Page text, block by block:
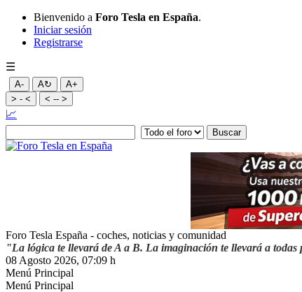
Bienvenido a Foro Tesla en España.
Iniciar sesión
Registrarse
☰
A- A↻
A+
> - <
< -- >
📈
Foro Tesla España - coches, noticias y comunidad
"La lógica te llevará de A a B. La imaginación te llevará a todas
08 Agosto 2026, 07:09 h
Menú Principal
Menú Principal